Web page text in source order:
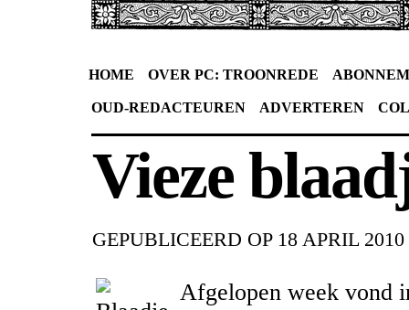
HOME OVER PC: TROONREDE
OUD-REDACTEUREN ADVERTEREN
Vieze
GEPUBLICEERD OP 18 APRIL 2010
Afgelopen week vond